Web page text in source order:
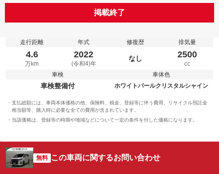
掲載終了
走行距離
4.6
万km
年式
2022
(令和4)年
修復歴
なし
排気量
2500
cc
車検
車検整備付
車体色
ホワイトパールクリスタルシャイン
支払総額には、車両本体価格の他、保険料、税金、登録等に伴う費用、リサイクル預託金
相当額等、購入時に必要な全ての費用が含まれています。
当該価格は、登録等の時期や地域などについて一定の条件を付した価格になります。
無料 この車両に関するお問い合わせ